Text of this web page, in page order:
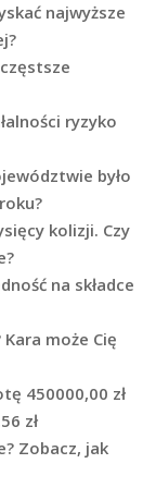
najwyższe
ryzyko
było
kolizji. Czy
na składce
Kara może Cię
450000,00 zł
zł
Zobacz, jak